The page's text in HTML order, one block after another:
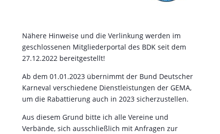
Nähere Hinweise und die Verlinkung werden im
geschlossenen Mitgliederportal des BDK seit dem
27.12.2022 bereitgestellt!
Ab dem 01.01.2023 übernimmt der Bund Deutscher
Karneval verschiedene Dienstleistungen der GEMA,
um die Rabattierung auch in 2023 sicherzustellen.
Aus diesem Grund bitte ich alle Vereine und
Verbände, sich ausschließlich mit Anfragen zur